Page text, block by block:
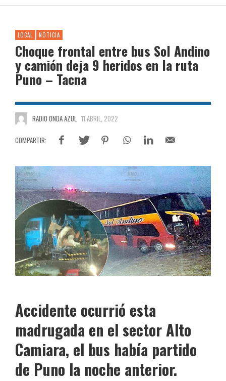
LOCAL NOTICIA
Choque frontal entre bus Sol Andino
y camión deja 9 heridos en la ruta
Puno – Tacna
RADIO ONDA AZUL 11 ABRIL, 2022
Accidente ocurrió esta
madrugada en el sector Alto
Camiara, el bus había partido
de Puno la noche anterior.